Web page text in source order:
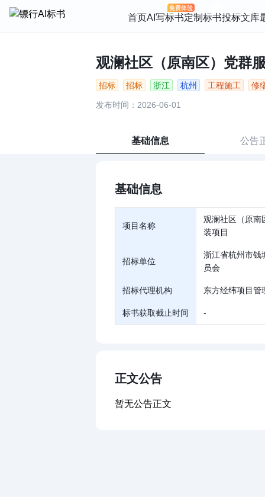
首页AI写标书定制标书投标文库
观澜社区（原南区）党群
招标 招标 浙江 杭州 工程施工 修
发布时间：2026-06-01
基础信息 公告
基础信息
项目名称
观澜社区（原南
装项目
招标单位
浙江省杭州市钱
员会
招标代理机构 东方经纬项目管
标书获取截止时间 -
正文公告
暂无公告正文